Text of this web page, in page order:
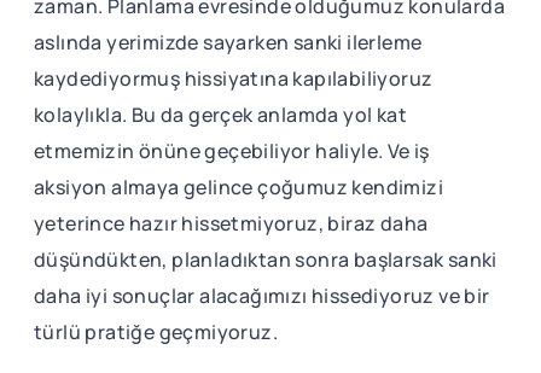
zaman. Planlama evresinde olduğumuz konularda
aslında yerimizde sayarken sanki ilerleme
kaydediyormuş hissiyatına kapılabiliyoruz
kolaylıkla. Bu da gerçek anlamda yol kat
etmemizin önüne geçebiliyor haliyle. Ve iş
aksiyon almaya gelince çoğumuz kendimizi
yeterince hazır hissetmiyoruz, biraz daha
düşündükten, planladıktan sonra başlarsak sanki
daha iyi sonuçlar alacağımızı hissediyoruz ve bir
türlü pratiğe geçmiyoruz.